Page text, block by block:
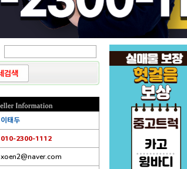
이태두
010-2300-1112
xoen2@naver.com